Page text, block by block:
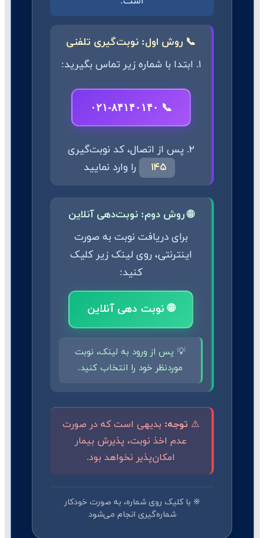
📞 روش اول: نوبت‌گیری تلفنی
۱. ابتدا با شماره زیر تماس بگیرید:
📞 ۰۲۱-۸۴۱۴۰۱۴۰
۲. پس از اتصال، کد نوبت‌گیری
۱۴۵
را وارد نمایید
🌐 روش دوم: نوبت‌دهی آنلاین
برای دریافت نوبت به صورت
اینترنتی، روی لینک زیر کلیک
کنید:
🌐 نوبت دهی آنلاین
💡 پس از ورود به لینک، نوبت
موردنظر خود را انتخاب کنید.
⚠️ توجه: بدیهی است که در صورت
عدم اخذ نوبت، پذیرش بیمار
امکان‌پذیر نخواهد بود.
※ با کلیک روی شماره، به صورت خودکار
شماره‌گیری انجام می‌شود